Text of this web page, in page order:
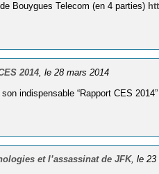
Bouygues Telecom (en 4 parties)
2014, le 28 mars 2014
indispensable “Rapport CES
et l’assassinat de JFK, le 23